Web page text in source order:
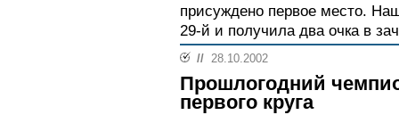
присуждено первое место.
29-й и получила два очка в
// 28.10.2002
Прошлогодний
первого круга